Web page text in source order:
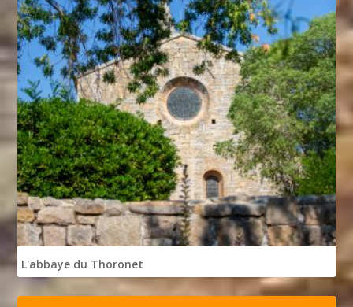
L'abbaye du Thoronet